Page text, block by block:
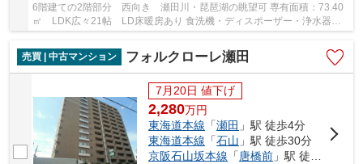
6階建ての2階部分 西向き 瀬田川・琵琶湖の眺望可 専有面積：73.40
㎡ LDK広々21帖 LD床暖房あり 食洗機・ディスポーザー・浄水器付
きL字型キッチン 浴室1418サイズ・ミストサウナ...
売買 | 中古マンション
フォルクローレ瀬田
7月20日 値下げ
2,280万円
東海道本線 「瀬田 」駅 徒歩4分
東海道本線 「石山 」駅 徒歩30分
京阪石山坂本線 「唐橋前 」駅 徒歩33分